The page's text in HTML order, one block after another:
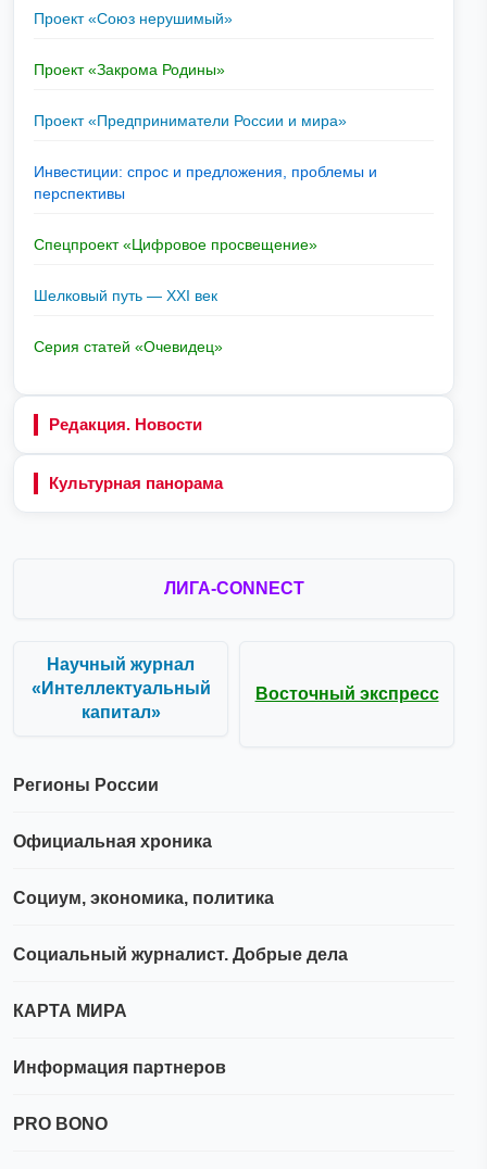
Проект «Союз нерушимый»
Проект «Закрома Родины»
Проект «Предприниматели России и мира»
Инвестиции: спрос и предложения, проблемы и
перспективы
Спецпроект «Цифровое просвещение»
Шелковый путь — XXI век
Серия статей «Очевидец»
Редакция. Новости
Культурная панорама
ЛИГА-CONNECT
Научный журнал
«Интеллектуальный
капитал»
Восточный экспресс
Регионы России
Официальная хроника
Социум, экономика, политика
Социальный журналист. Добрые дела
КАРТА МИРА
Информация партнеров
PRO BONO